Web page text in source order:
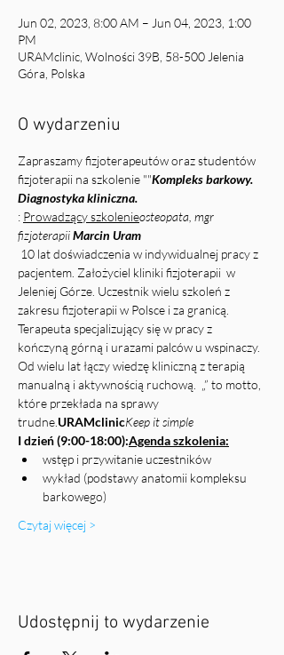
Jun 02, 2023, 8:00 AM – Jun 04, 2023, 1:00
PM
URAMclinic, Wolności 39B, 58-500 Jelenia
Góra, Polska
O wydarzeniu
Zapraszamy fizjoterapeutów oraz studentów
fizjoterapii na szkolenie ""Kompleks barkowy.
Diagnostyka kliniczna.
: Prowadzący szkolenieosteopata, mgr
fizjoterapii Marcin Uram
10 lat doświadczenia w indywidualnej pracy z
pacjentem. Założyciel kliniki fizjoterapii w
Jeleniej Górze. Uczestnik wielu szkoleń z
zakresu fizjoterapii w Polsce i za granicą.
Terapeuta specjalizujący się w pracy z
kończyną górną i urazami palców u wspinaczy.
Od wielu lat łączy wiedzę kliniczną z terapią
manualną i aktywnością ruchową.  „ ” to motto,
które przekłada na sprawy
trudne.URAMclinicKeep it simple
I dzień (9:00-18:00):Agenda szkolenia:
wstęp i przywitanie uczestników
wykład (podstawy anatomii kompleksu
barkowego)
Czytaj więcej >
Udostępnij to wydarzenie